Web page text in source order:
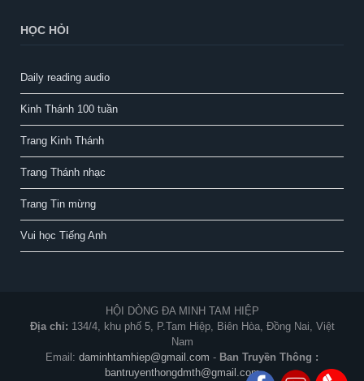
HỌC HỎI
Daily reading audio
Kinh Thánh 100 tuần
Trang Kinh Thánh
Trang Thánh nhạc
Trang Tin mừng
Vui học Tiếng Anh
HỘI DÒNG ĐA MINH TAM HIỆP
Địa chỉ: 134/4, khu phố 5, P.Tam Hiệp, Biên Hòa, Đồng Nai, Việt
Nam
Email: daminhtamhiep@gmail.com - Ban Truyền Thông :
bantruyenthongdmth@gmail.com